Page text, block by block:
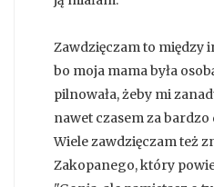
Zawdzięczam to między
bo moja mama była
pilnowała, żeby mi
nawet czasem za bardzo
Wiele zawdzięczam też
Zakopanego, który